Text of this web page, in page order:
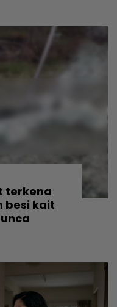
terkena
besi kait